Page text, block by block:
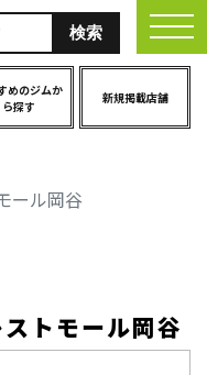
めのジムか
ら探す
新規掲載店舗
ール岡谷
トモール岡谷